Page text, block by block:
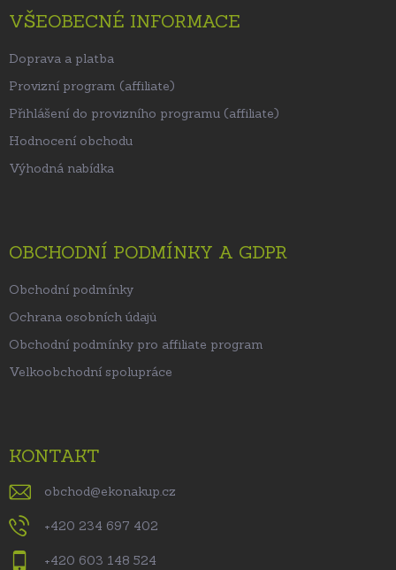
VŠEOBECNÉ INFORMACE
Doprava a platba
Provizní program (affiliate)
Přihlášení do provizního programu (affiliate)
Hodnocení obchodu
Výhodná nabídka
OBCHODNÍ PODMÍNKY A GDPR
Obchodní podmínky
Ochrana osobních údajů
Obchodní podmínky pro affiliate program
Velkoobchodní spolupráce
KONTAKT
obchod@ekonakup.cz
+420 234 697 402
+420 603 148 524